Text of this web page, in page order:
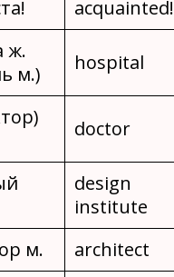
acquainted!
ж.
м.)
hospital
doctor
design
institute
м.
architect